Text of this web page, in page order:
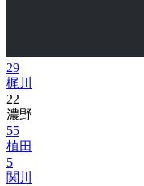
29
梶川
22
濃野
55
植田
5
関川